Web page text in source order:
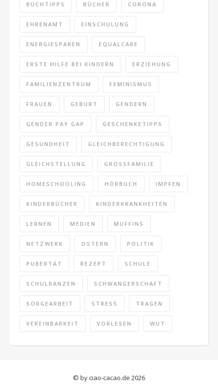
BUCHTIPPS BÜCHER CORONA
EHRENAMT EINSCHULUNG
ENERGIESPAREN EQUALCARE
ERSTE HILFE BEI KINDERN ERZIEHUNG
FAMILIENZENTRUM FEMINISMUS
FRAUEN GEBURT GENDERN
GENDER PAY GAP GESCHENKETIPPS
GESUNDHEIT GLEICHBERECHTIGUNG
GLEICHSTELLUNG GROSSFAMILIE
HOMESCHOOLING HÖRBUCH IMPFEN
KINDERBÜCHER KINDERKRANKHEITEN
LERNEN MEDIEN MUFFINS
NETZWERK OSTERN POLITIK
PUBERTÄT REZEPT SCHULE
SCHULRANZEN SCHWANGERSCHAFT
SORGEARBEIT STRESS TRAGEN
VEREINBARKEIT VORLESEN WUT
© by ciao-cacao.de 2026